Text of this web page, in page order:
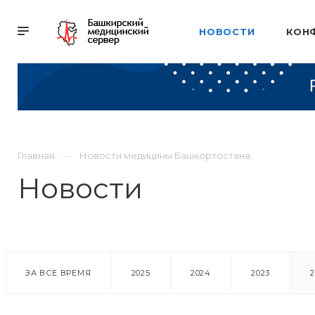
НОВОСТИ
Главная Новости медицины Башкортостана
Новости
ЗА ВСЕ ВРЕМЯ 2025 2024 2023